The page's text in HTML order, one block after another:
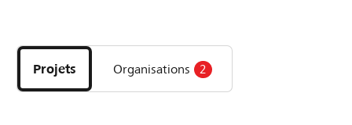
DE FR IT
les
projets
et
Projets Organisations 2